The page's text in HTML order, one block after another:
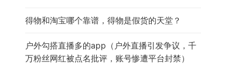
得物和淘宝哪个靠谱，得物是假货的天堂？
户外勾搭直播多的app（户外直播引发争议，千
万粉丝网红被点名批评，账号惨遭平台封禁）